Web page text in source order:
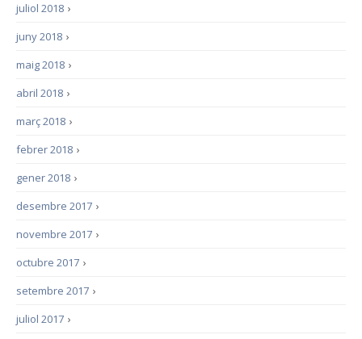
›
juliol 2018
›
juny 2018
›
maig 2018
›
abril 2018
›
març 2018
›
febrer 2018
›
gener 2018
›
desembre 2017
›
novembre 2017
›
octubre 2017
›
setembre 2017
›
juliol 2017